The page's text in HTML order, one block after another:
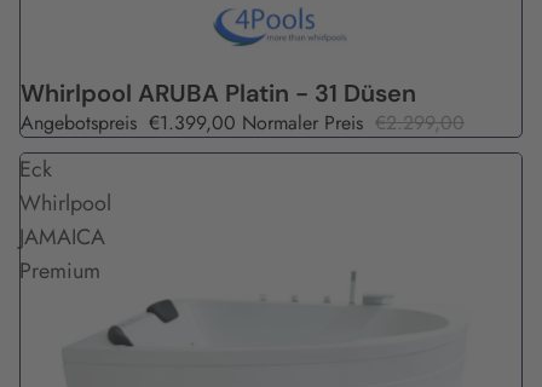
Angebot
Whirlpool ARUBA Platin - 31 Düsen
Angebotspreis €1.399,00 Normaler Preis €2.299,00
Eck
Whirlpool
JAMAICA
Premium